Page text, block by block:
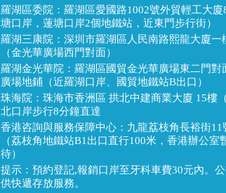
羅湖區委院：羅湖區愛國路1002號外貿輕工大
塘口岸，蓮塘口岸2個地鐵站，近東門步行街）
羅湖三康院：深圳市羅湖區人民南路熙龍大廈一
（金光華廣場西門對面）
羅湖金光華院：羅湖區國貿金光華廣場東二門對
廣場地鋪（近羅湖口岸、國貿地鐵站B出口）
珠海院：珠海市香洲區 拱北中建商業大廈 15樓
北口岸步行8分鐘直達
香港咨詢與服務保障中心：九龍荔枝角長裕街11
（荔枝角地鐵站B1出口直行100米，香港辦公室
待）
提示：預約登記,報銷口岸至牙科車費30元內。
供快遞存放服務。